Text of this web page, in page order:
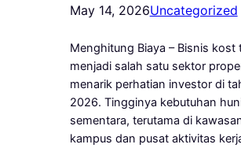
May 14, 2026Uncategorized
Menghitung Biaya – Bisnis kost
menjadi salah satu sektor
menarik perhatian investor di
2026. Tingginya kebutuhan
sementara, terutama di
kampus dan pusat aktivitas